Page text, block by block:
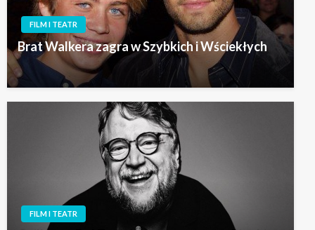
FILM I TEATR
Brat Walkera zagra w Szybkich i Wściekłych
FILM I TEATR